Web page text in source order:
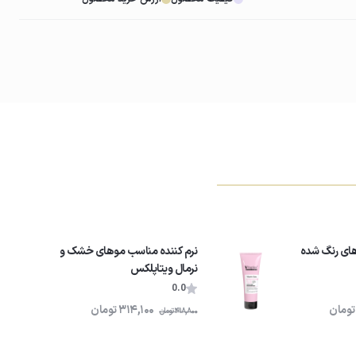
رنگ شده
تومان
نرم کننده مناسب موهای خشک و
نرمال ویتاپلکس
0.0
418,800تومان 314,100تومان